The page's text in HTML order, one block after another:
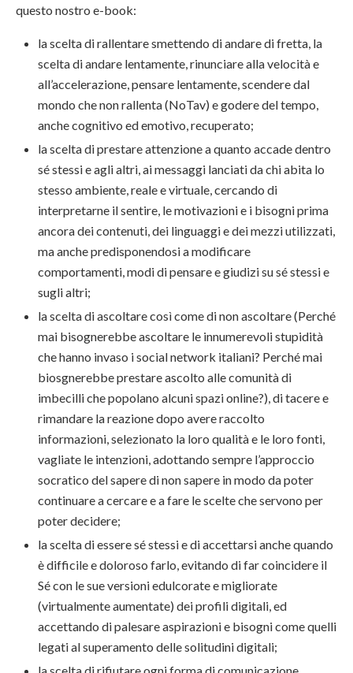
questo nostro e-book:
la scelta di rallentare smettendo di andare di fretta, la
scelta di andare lentamente, rinunciare alla velocità e
all’accelerazione, pensare lentamente, scendere dal
mondo che non rallenta (NoTav) e godere del tempo,
anche cognitivo ed emotivo, recuperato;
la scelta di prestare attenzione a quanto accade dentro
sé stessi e agli altri, ai messaggi lanciati da chi abita lo
stesso ambiente, reale e virtuale, cercando di
interpretarne il sentire, le motivazioni e i bisogni prima
ancora dei contenuti, dei linguaggi e dei mezzi utilizzati,
ma anche predisponendosi a modificare
comportamenti, modi di pensare e giudizi su sé stessi e
sugli altri;
la scelta di ascoltare così come di non ascoltare (Perché
mai bisognerebbe ascoltare le innumerevoli stupidità
che hanno invaso i social network italiani? Perché mai
biosgnerebbe prestare ascolto alle comunità di
imbecilli che popolano alcuni spazi online?), di tacere e
rimandare la reazione dopo avere raccolto
informazioni, selezionato la loro qualità e le loro fonti,
vagliate le intenzioni, adottando sempre l’approccio
socratico del sapere di non sapere in modo da poter
continuare a cercare e a fare le scelte che servono per
poter decidere;
la scelta di essere sé stessi e di accettarsi anche quando
è difficile e doloroso farlo, evitando di far coincidere il
Sé con le sue versioni edulcorate e migliorate
(virtualmente aumentate) dei profili digitali, ed
accettando di palesare aspirazioni e bisogni come quelli
legati al superamento delle solitudini digitali;
la scelta di rifiutare ogni forma di comunicazione